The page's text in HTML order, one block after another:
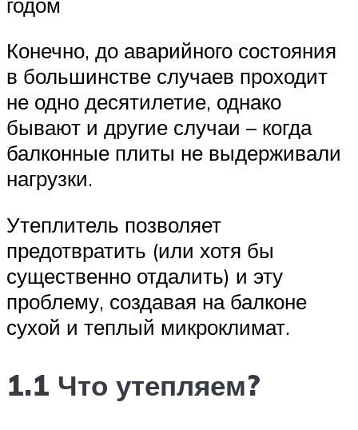
Конечно, до аварийного состояния
в большинстве случаев проходит
не одно десятилетие, однако
бывают и другие случаи – когда
балконные плиты не выдерживали
нагрузки.
Утеплитель позволяет
предотвратить (или хотя бы
существенно отдалить) и эту
проблему, создавая на балконе
сухой и теплый микроклимат.
1.1 Что утепляем?